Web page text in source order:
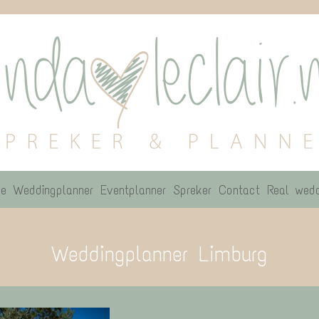
Weddingplanner Eventplanner Spreker Contact Real
Weddingplanner Limburg